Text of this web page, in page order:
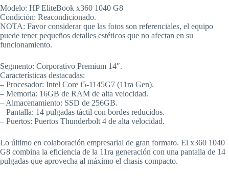
Modelo: HP EliteBook x360 1040 G8
Condición: Reacondicionado.
NOTA: Favor considerar que las fotos son referenciales, el equipo
puede tener pequeños detalles estéticos que no afectan en su
funcionamiento.
Segmento: Corporativo Premium 14″.
Características destacadas:
– Procesador: Intel Core i5-1145G7 (11ra Gen).
– Memoria: 16GB de RAM de alta velocidad.
– Almacenamiento: SSD de 256GB.
– Pantalla: 14 pulgadas táctil con bordes reducidos.
– Puertos: Puertos Thunderbolt 4 de alta velocidad.
Lo último en colaboración empresarial de gran formato. El x360 1040
G8 combina la eficiencia de la 11ra generación con una pantalla de 14
pulgadas que aprovecha al máximo el chasis compacto.